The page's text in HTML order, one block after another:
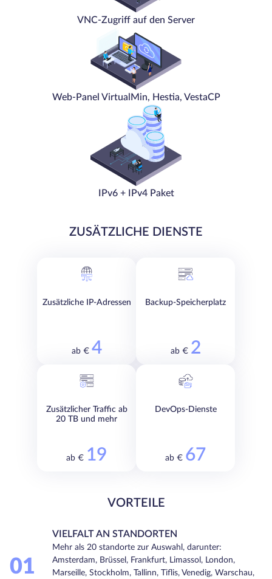
VNC-Zugriff auf den Server
Web-Panel VirtualMin, Hestia, VestaCP
IPv6 + IPv4 Paket
ZUSÄTZLICHE DIENSTE
Zusätzliche IP-Adressen
ab € 4
Backup-Speicherplatz
ab € 2
Zusätzlicher Traffic ab
20 TB und mehr
ab € 19
DevOps-Dienste
ab € 67
VORTEILE
01
VIELFALT AN STANDORTEN
Mehr als 20 standorte zur Auswahl, darunter:
Amsterdam, Brüssel, Frankfurt, Limassol, London,
Marseille, Stockholm, Tallinn, Tiflis, Venedig, Warschau,